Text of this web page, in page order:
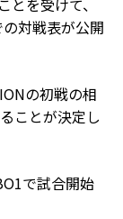
を受けて、
対戦表が公開
の初戦の相
ことが決定し
で試合開始